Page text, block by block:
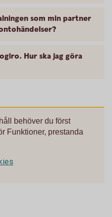
som min partner
Hur ska jag göra
behöver du först
Funktioner, prestanda